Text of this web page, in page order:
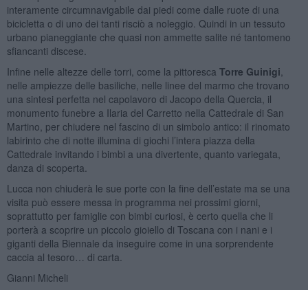
interamente circumnavigabile dai piedi come dalle ruote di una
bicicletta o di uno dei tanti risciò a noleggio. Quindi in un tessuto
urbano pianeggiante che quasi non ammette salite né tantomeno
sfiancanti discese.
Infine nelle altezze delle torri, come la pittoresca Torre Guinigi
nelle ampiezze delle basiliche, nelle linee del marmo che trovano
una sintesi perfetta nel capolavoro di Jacopo della Quercia, il
monumento funebre a Ilaria del Carretto nella Cattedrale di San
Martino, per chiudere nel fascino di un simbolo antico: il rinomato
labirinto che di notte illumina di giochi l’intera piazza della
Cattedrale invitando i bimbi a una divertente, quanto variegata,
danza di scoperta.
Lucca non chiuderà le sue porte con la fine dell’estate ma se una
visita può essere messa in programma nei prossimi giorni,
soprattutto per famiglie con bimbi curiosi, è certo quella che li
porterà a scoprire un piccolo gioiello di Toscana con i nani e i
giganti della Biennale da inseguire come in una sorprendente
caccia al tesoro… di carta.
Gianni Micheli